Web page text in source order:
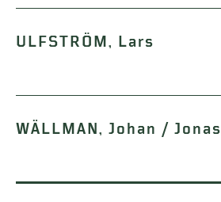
ULFSTRÖM, Lars
WÄLLMAN, Johan / Jonas